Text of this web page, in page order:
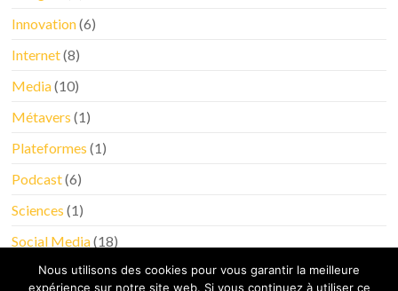
Innovation(6)
Internet(8)
Media(10)
Métavers (1)
Plateformes (1)
Podcast(6)
Sciences (1)
Social Media(18)
Tableau de bord(4)
Nous utilisons des cookies pour vous garantir la meilleure
expérience sur notre site web. Si vous continuez à utiliser ce